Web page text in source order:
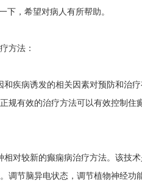
下，希望对病人有所帮助。
方法：
和疾病诱发的相关因素对预防和治
规有效的治疗方法可以有效控制
相对较新的癫痫病治疗方法。该技
调节脑异电状态，调节植物神经